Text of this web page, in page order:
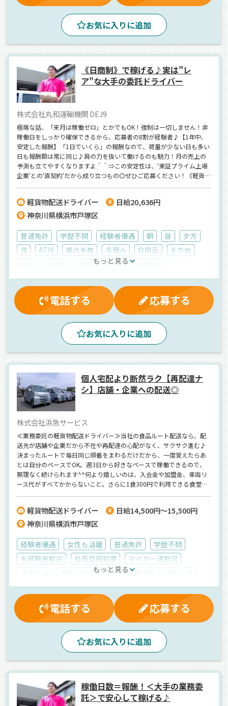
お気に入りに追加
《日商制》で稼げる♪実は"レ
ア"な大手の委託ドライバー
株式会社丸和運輸機関 DEJ9
極端な話、「来月は稼働ゼロ」とかでもOK！強制は一切しません！非
稼働日をしっかり確保できるから、応募者の8割が経験者♪【1年中、
安定した報酬】「1日でいくら」の報酬なので、荷量が少ない日も多い
日も報酬額は常に同じ♪肩の力を抜いて働けるのも魅力！月の売上の
予測も立てやすくなりますよ＾＾⇒この安定性は、'東証プライム上場
企業'との'直契約'だから成り立つもの◎ぜひご応募ください！《軽貨物
軽貨物配送ドライバー
日給20,636円
神奈川県横浜市戸塚区
普通免許 学歴不問 経験者優遇 朝 昼
夕方
夜
AT可 拠点多数 手積み 日用品
その他
軽四輪（AT） 業務委託
もっと見る
電話する 応募する
お気に入りに追加
個人宅配より断然ラク【再配達ナ
シ】店舗・企業への配送◎
株式会社浜急サービス
≪業務委託の軽貨物配送ドライバー≫当社の食品ルート配送なら、配
送先が店舗や企業だから不在や再配達の心配がなく、サクサク進む♪
決まったルートで毎日同じ順番をまわるだけだから、一度覚えたらあ
とは自分のペースでOK。週3日から好きなペースで稼働できるので、
無理なく続けられます^^何より嬉しいのは、入会金や加盟金、車両リ
ース代がすべてかからないこと。さらに1食300円で利用できる食堂も
軽貨物配送ドライバー
日給14,500円～15,500円
神奈川県横浜市戸塚区
経験者優遇 女性も活躍 普通免許
学歴不問
未経験者歓迎
社員登用制度
マイカー通勤可
制服・作業着貸与 食費補助
夕方
カーナビ搭載 ルート配送 地場
個店配送
軽四輪（AT） 業務委託
もっと見る
電話する 応募する
お気に入りに追加
稼働日数＝報酬！＜大手の業務委
託＞で安心して稼げる♪